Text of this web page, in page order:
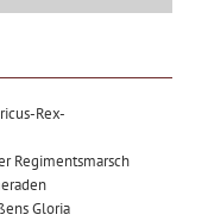
Rex-
Regimentsmarsch
Gloria